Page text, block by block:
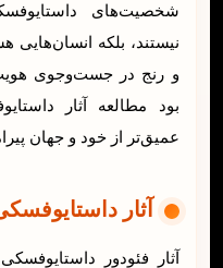
شخصیت‌های
نیستند، بلکه انسان‌هایی
و رنج در جست‌وجوی
بود مطالعه آثار
عمیق‌تر از خود و جهان
آثار
آثار فئودور